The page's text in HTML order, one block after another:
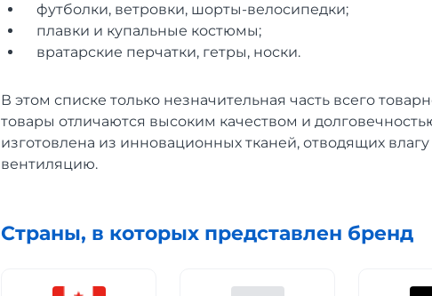
футболки, ветровки, шорты-велосипедки;
плавки и купальные костюмы;
вратарские перчатки, гетры, носки.
В этом списке только незначительная часть всего
товары отличаются высоким качеством и
изготовлена из инновационных тканей, отводящих
вентиляцию.
Страны, в которых представлен бренд